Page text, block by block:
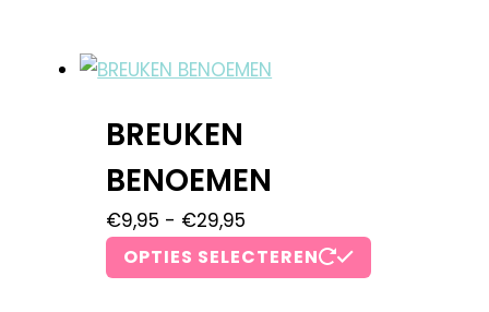
BREUKEN
BENOEMEN
€9,95 - €29,95
OPTIES SELECTEREN